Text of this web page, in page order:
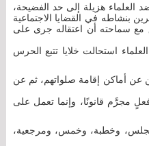
هزيلة إلى حد الفضيحة،
بنشاطه في القضايا الاجتماعية
مع سماحته أن اعتقاله جرى على
استحالت خلايا تتبع الحرس
عن أماكن إقامة صلواتهم، ثم عن
مجرَّم قانونًا، وإنما تعمل على
مجلس، وخطبة، وخمس، ومرجعية،